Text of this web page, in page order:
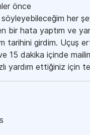
önce
söyleyebileceğim her
bir hata yaptım ve
tarihini girdim. Uçuş
15 dakika içinde
yardım ettiğiniz için